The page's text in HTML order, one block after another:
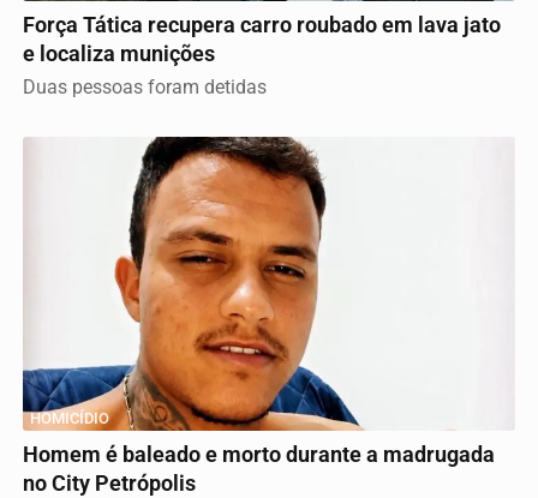
Força Tática recupera carro roubado em lava jato
e localiza munições
Duas pessoas foram detidas
HOMICÍDIO
Homem é baleado e morto durante a madrugada
no City Petrópolis